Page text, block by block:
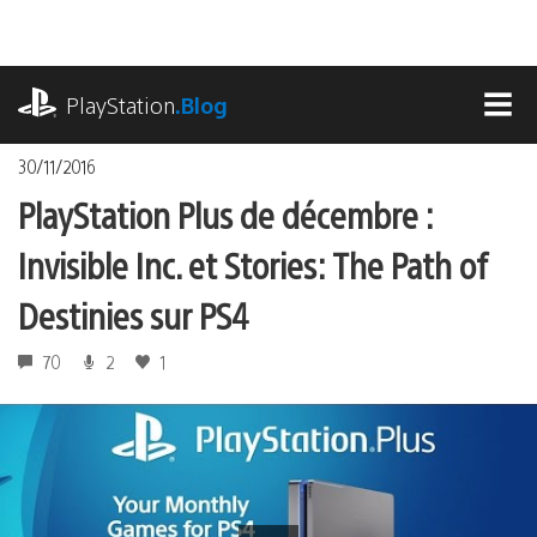
contenu
PlayStation.Blog
30/11/2016
PlayStation Plus de décembre :
Invisible Inc. et Stories: The Path of
Destinies sur PS4
70 2 1